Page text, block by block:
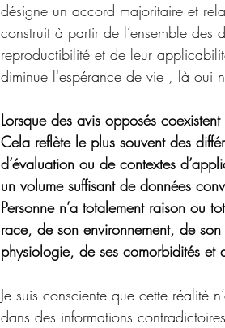
désigne un accord majoritaire et
construit à partir de l’ensemble
reproductibilité et de leur
diminue l'espérance de vie , là oui
Lorsque des avis opposés
Cela reflète le plus souvent des
d’évaluation ou de contextes
un volume suffisant de données
Personne n’a totalement raison ou
race, de son environnement, de
physiologie, de ses comorbidités
Je suis consciente que cette réalité
dans des informations